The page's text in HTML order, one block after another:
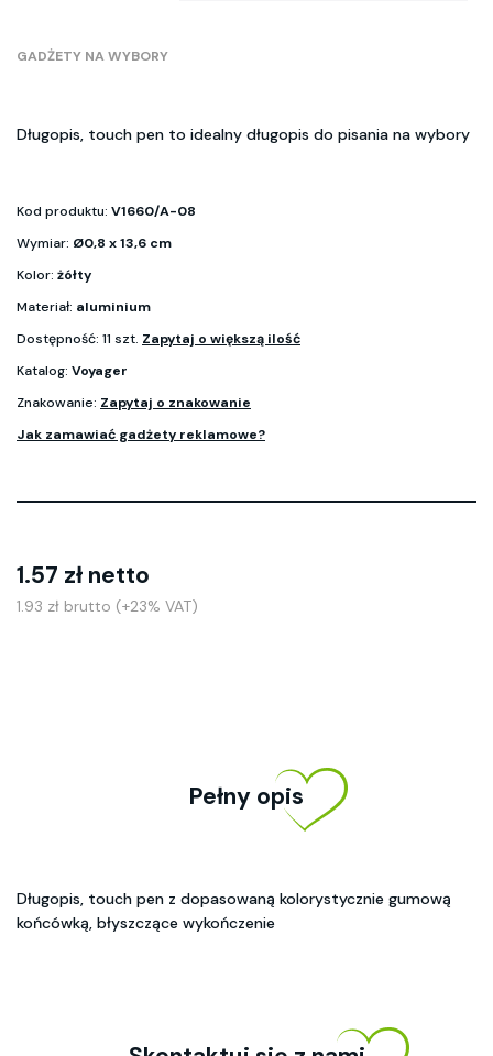
GADŻETY NA WYBORY
Długopis, touch pen to idealny długopis do pisania na wybory
Kod produktu: V1660/A-08
Wymiar: Ø0,8 x 13,6 cm
Kolor: żółty
Materiał: aluminium
Dostępność: 11 szt. Zapytaj o większą ilość
Katalog: Voyager
Znakowanie: Zapytaj o znakowanie
Jak zamawiać gadżety reklamowe?
1.57 zł netto
1.93 zł brutto (+23% VAT)
Pełny opis
Długopis, touch pen z dopasowaną kolorystycznie gumową
końcówką, błyszczące wykończenie